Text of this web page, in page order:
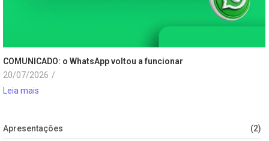
COMUNICADO: o WhatsApp voltou a funcionar
20/07/2026 /
Leia mais
Apresentações (2)